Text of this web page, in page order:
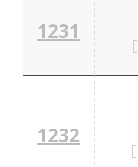
1231
1232